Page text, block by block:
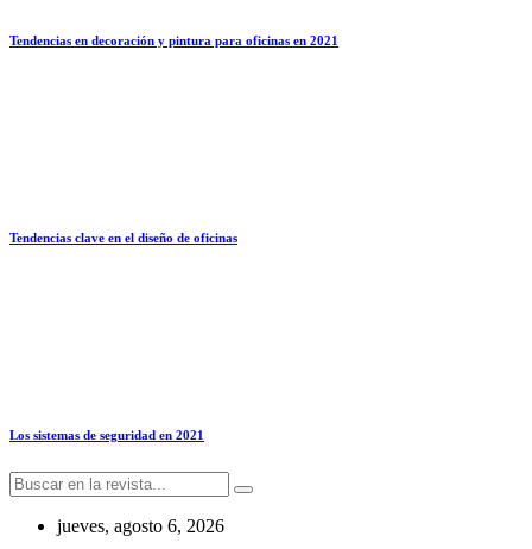
Tendencias en decoración y pintura para oficinas en 2021
Tendencias clave en el diseño de oficinas
Los sistemas de seguridad en 2021
jueves, agosto 6, 2026